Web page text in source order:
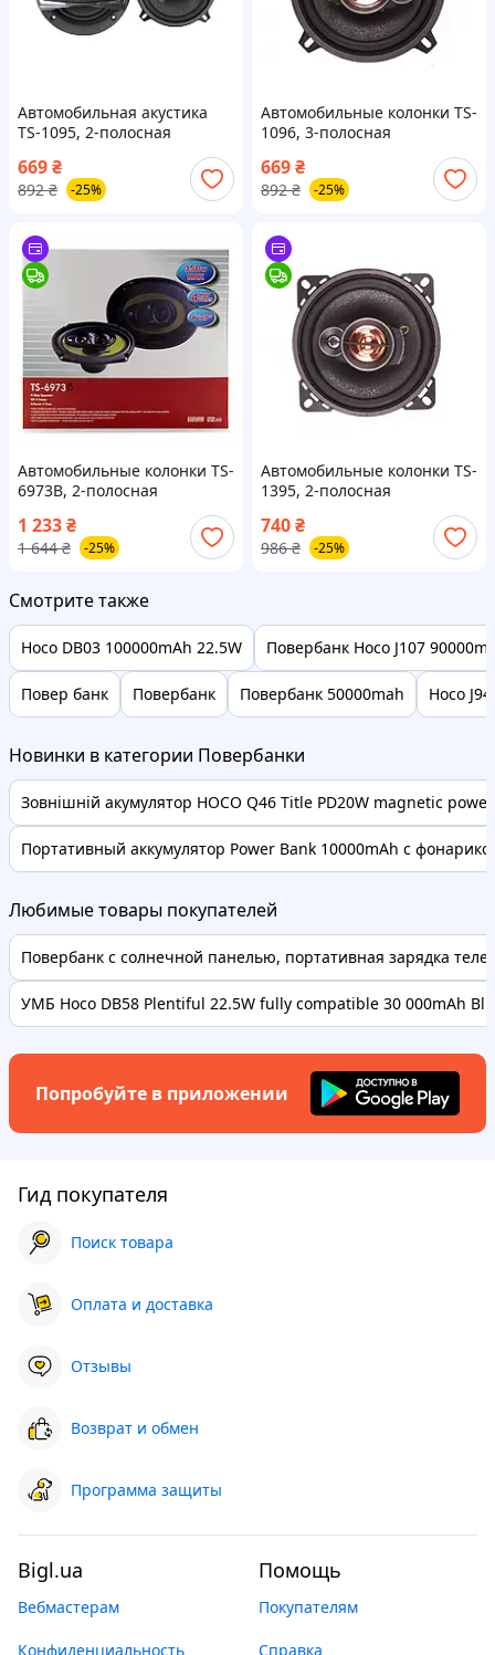
Автомобильная акустика
TS-1095, 2-полосная
коаксиальная система, 180
Вт, 10 см
669₴
892 ₴ -25%
Автомобильные колонки TS-
1096, 3-полосная
коаксиальная акустика, 180
Вт, 10 см
669₴
892 ₴ -25%
Автомобильные колонки TS-
6973B, 2-полосная
коаксиальная акустика, 350
Вт, 6×9"
1 233₴
1 644 ₴ -25%
Автомобильные колонки TS-
1395, 2-полосная
коаксиальная акустика, 600
Вт, 13 см
740₴
986 ₴ -25%
Смотрите также
Hoco DB03 100000mAh 22.5W Повербанк Hoco J107
Повер банк Повербанк Повербанк 50000mah Hoco
Новинки в категории Повербанки
Зовнішній акумулятор HOCO Q46 Title PD20W magnetic
Портативный аккумулятор Power Bank 10000mAh с
Любимые товары покупателей
Повербанк с солнечной панелью, портативная зарядка
УМБ Hoco DB58 Plentiful 22.5W fully compatible 30 000mAh
Попробуйте в приложении
Гид покупателя
Поиск товара
Оплата и доставка
Отзывы
Возврат и обмен
Программа защиты
Bigl.ua
Вебмастерам
Конфиденциальность
Помощь
Покупателям
Справка